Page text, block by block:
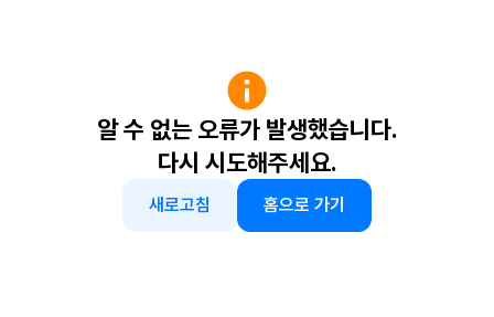
알 수 없는 오류가 발생했습니다.
다시 시도해주세요.
새로고침 홈으로 가기